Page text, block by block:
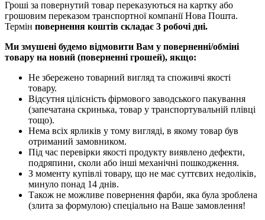
Гроші за повернутий товар переказуються на картку або
грошовим переказом транспортної компанії Нова Пошта.
Термін повернення коштів складає 3 робочі дні.
Ми змушені будемо відмовити Вам у поверненні/обміні
товару на новий (поверненні грошей), якщо:
Не збережено товарний вигляд та споживчі якості
товару.
Відсутня цілісність фірмового заводського пакування
(запечатана скринька, товар у транспортувальній плівці
тощо).
Нема всіх ярликів у тому вигляді, в якому товар був
отриманий замовником.
Під час перевірки якості продукту виявлено дефекти,
подряпини, сколи або інші механічні пошкодження.
З моменту купівлі товару, що не має суттєвих недоліків,
минуло понад 14 днів.
Також не можливе повернення фарби, яка була зроблена
(злита за формулою) спеціально на Ваше замовлення!